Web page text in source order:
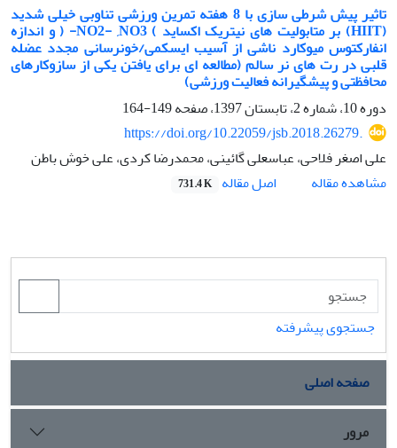
تاثیر پیش شرطی سازی با 8 هفته تمرین ورزشی تناوبی خیلی شدید
(HIIT) بر متابولیت های نیتریک اکساید ) NO2- ,NO3- ( و اندازه
انفارکتوس میوکارد ناشی از آسیب ایسکمی/خونرسانی مجدد عضله
قلبی در رت های نر سالم (مطالعه ای برای یافتن یکی از سازوکارهای
محافظتی و پیشگیرانه فعالیت ورزشی)
دوره 10، شماره 2، تابستان 1397، صفحه
149-164
https://doi.org/10.22059/jsb.2018.26279.
علی اصغر فلاحی، عباسعلی گائینی، محمدرضا کردی، علی خوش باطن
مشاهده مقاله
اصل مقاله 731.4 K
جستجوی پیشرفته
صفحه اصلی
مرور